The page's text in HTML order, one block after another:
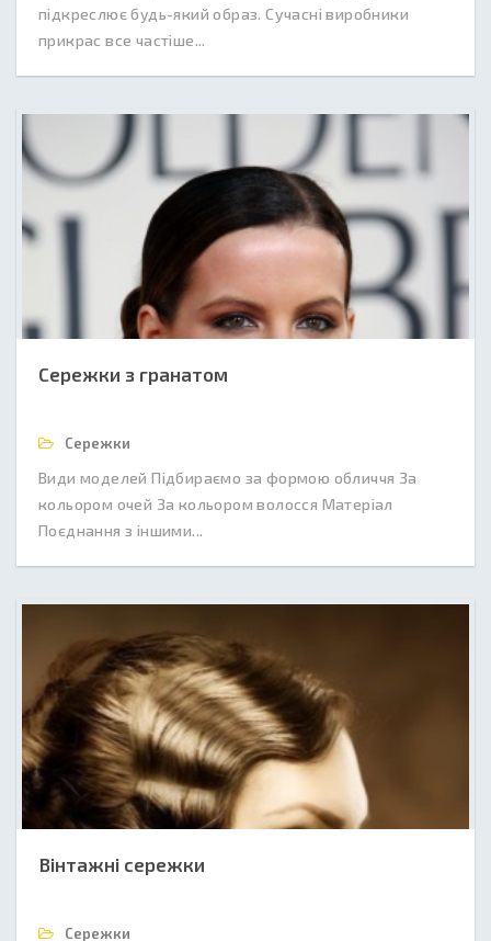
підкреслює будь-який образ. Сучасні виробники
прикрас все частіше...
Сережки з гранатом
Сережки
Види моделей Підбираємо за формою обличчя За
кольором очей За кольором волосся Матеріал
Поєднання з іншими...
Вінтажні сережки
Сережки